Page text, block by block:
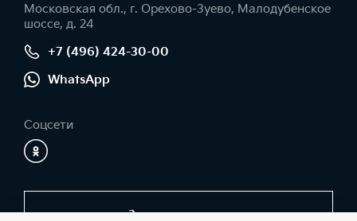
Московская обл., г. Орехово-Зуево, Малодубенское
шоссе, д. 24
+7 (496) 424-30-00
WhatsApp
Соцсети
Заказать звонок